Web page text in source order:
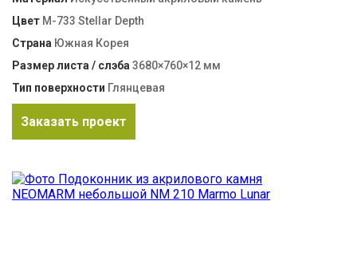
Цвет M-733 Stellar Depth
Страна Южная Корея
Размер листа / слэба 3680×760×12 мм
Тип поверхности Глянцевая
Заказать проект